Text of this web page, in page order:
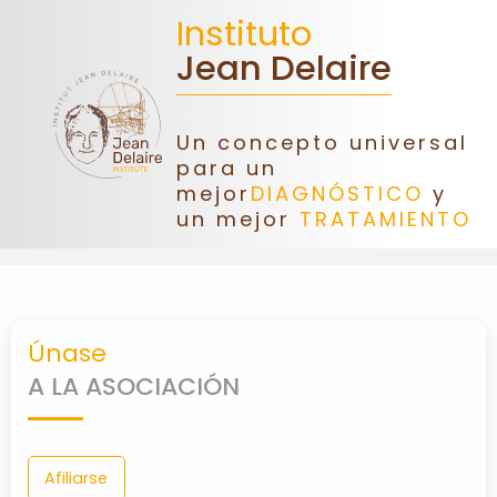
Instituto
Jean Delaire
Un concepto universal
para un
mejor DIAGNÓSTICO y
un mejor TRATAMIENTO
Únase
A LA ASOCIACIÓN
Afiliarse
INICIO
DONACIONES